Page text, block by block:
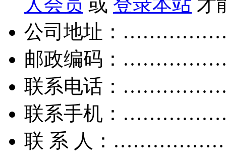
公司地址：
邮政编码：
联系电话：
联系手机：
联 系 人：